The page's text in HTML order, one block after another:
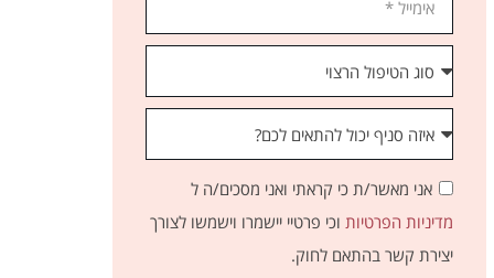
אני מאשר/ת כי קראתי ואני מסכים/ה ל
מדיניות הפרטיות וכי פרטיי יישמרו וישמשו לצורך
יצירת קשר בהתאם לחוק.